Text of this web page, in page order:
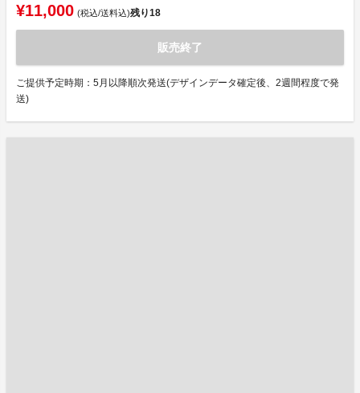
¥11,000 (税込/送料込)残り18
販売終了
ご提供予定時期：5月以降順次発送(デザインデータ確定後、2週間程度で発
送)